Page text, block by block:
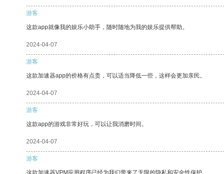
游客
这款app就像我的娱乐小助手，随时随地为我的娱乐提供帮助。
2024-04-07
游客
这款加速器app的价格有点贵，可以适当降低一些，这样会更加亲民。
2024-04-07
游客
这款app的游戏非常好玩，可以让我消磨时间。
2024-04-07
游客
这款加速器VPM应用程序已经为我们带来了无限的隐私和安全性保护。